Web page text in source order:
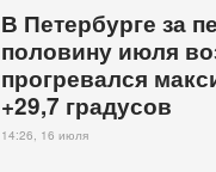
В Петербурге за
половину июля
прогревался
+29,7 градусов
14:26, 16 июля